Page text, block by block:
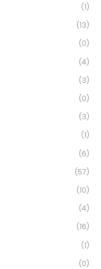
(1)
(13)
(0)
(4)
(3)
(0)
(3)
(1)
(6)
(57)
(10)
(4)
(16)
(1)
(0)